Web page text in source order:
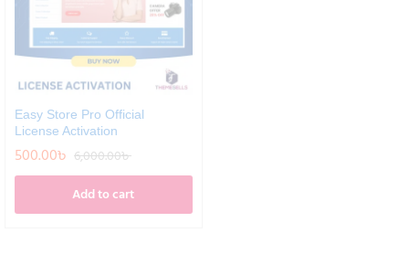
Easy Store Pro Official
License Activation
500.00৳ 6,000.00৳
Add to cart